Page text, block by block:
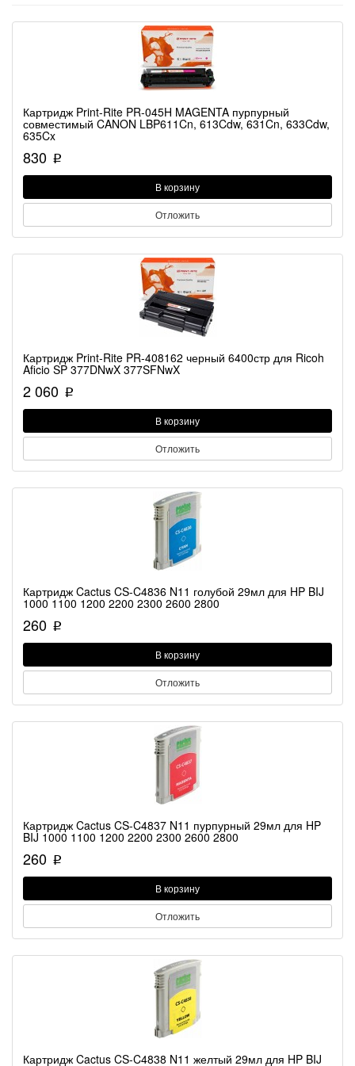
Картридж Print-Rite PR-045H MAGENTA пурпурный
совместимый CANON LBP611Cn, 613Cdw, 631Cn, 633Cdw,
635Cx
830 p
В корзину
Отложить
Картридж Print-Rite PR-408162 черный 6400стр для Ricoh
Aficio SP 377DNwX 377SFNwX
2 060 p
В корзину
Отложить
Картридж Cactus CS-C4836 N11 голубой 29мл для HP BIJ
1000 1100 1200 2200 2300 2600 2800
260 p
В корзину
Отложить
Картридж Cactus CS-C4837 N11 пурпурный 29мл для HP
BIJ 1000 1100 1200 2200 2300 2600 2800
260 p
В корзину
Отложить
Картридж Cactus CS-C4838 N11 желтый 29мл для HP BIJ